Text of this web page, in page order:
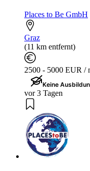
Places to Be GmbH
Graz
(11 km entfernt)
2500 - 5000 EUR /
Keine
vor 3 Tagen